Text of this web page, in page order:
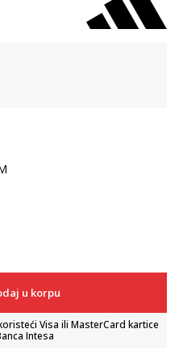
u korpu
Visa ili MasterCard kartice
Intesa